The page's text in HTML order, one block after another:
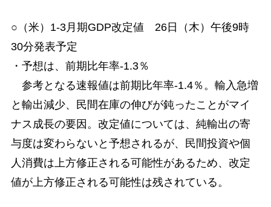
○（米）1-3月期GDP改定値 26日（木）午後9時
30分発表予定
・予想は、前期比年率-1.3％
参考となる速報値は前期比年率-1.4％。輸入急増
と輸出減少、民間在庫の伸びが鈍ったことがマイ
ナス成長の要因。改定値については、純輸出の寄
与度は変わらないと予想されるが、民間投資や個
人消費は上方修正される可能性があるため、改定
値が上方修正される可能性は残されている。